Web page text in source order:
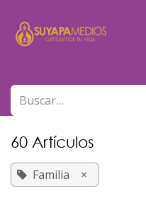
60 Artículos
Familia ×